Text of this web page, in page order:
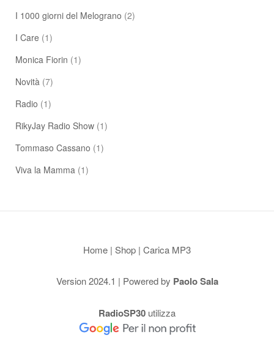
I 1000 giorni del Melograno (2)
I Care (1)
Monica Fiorin (1)
Novità (7)
Radio (1)
RikyJay Radio Show (1)
Tommaso Cassano (1)
Viva la Mamma (1)
Home | Shop | Carica MP3
Version 2024.1 | Powered by Paolo Sala
RadioSP30 utilizza